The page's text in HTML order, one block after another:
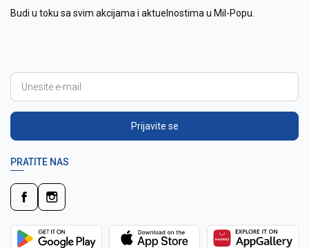
Budi u toku sa svim akcijama i aktuelnostima u Mil-Popu.
Prijavite se
PRATITE NAS